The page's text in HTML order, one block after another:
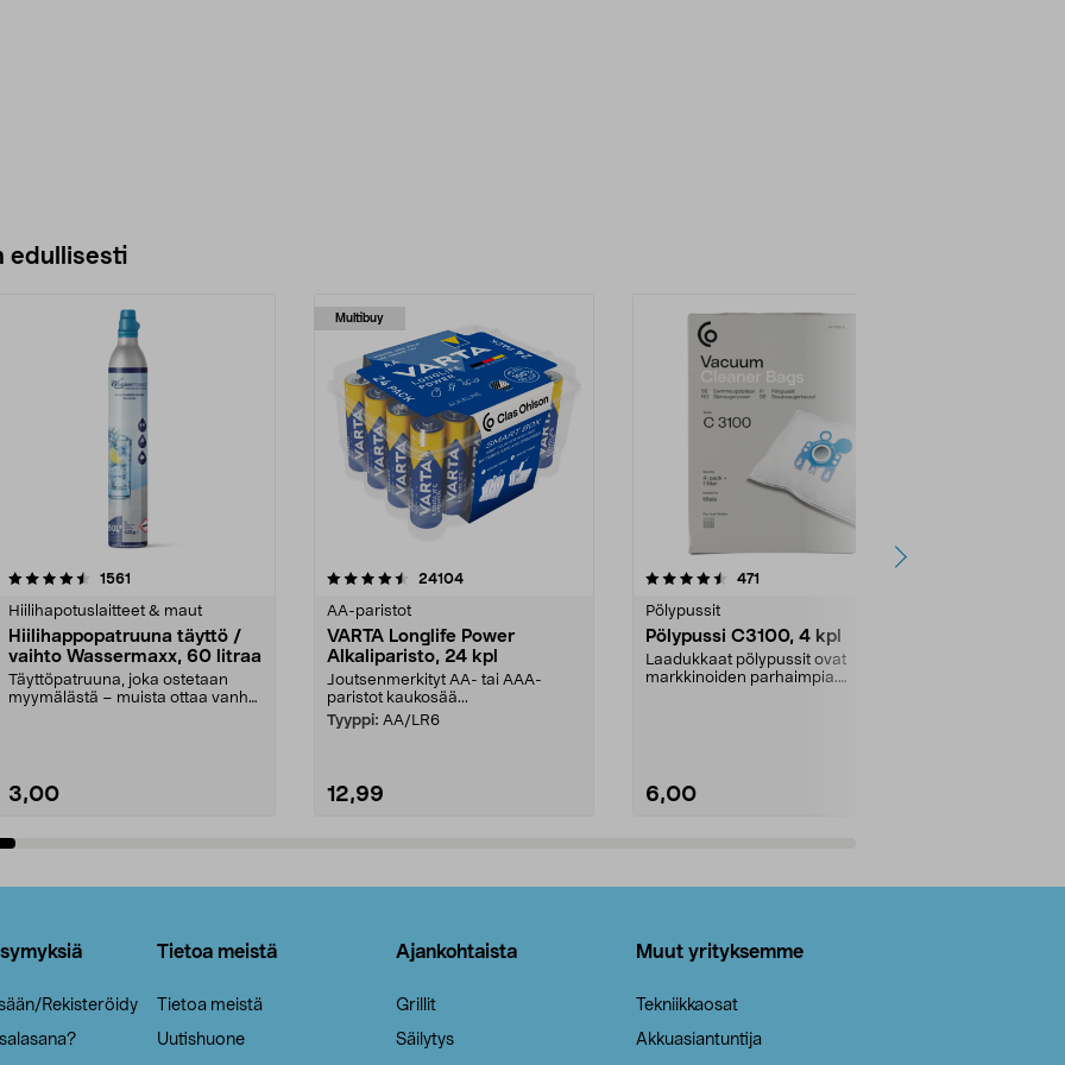
edullisesti
1561
Hiilihapotuslaitteet & maut
Hiilihappopatruuna täyttö /
vaihto Wassermaxx, 60 litraa
Täyttöpatruuna, joka ostetaan
myymälästä – muista ottaa vanha
3,00
Multibuy
4.5viidestä
24104arvostelut
AA-paristot
VARTA Longlife Power
Alkaliparisto, 24 kpl
Joutsenmerkityt AA- tai AAA-
paristot kaukosää...
Tyyppi: AA/LR6
12,99
4.5viidestä
471
Pölypussit
Pölypussi C3100, 4 kpl
Laadukkaat pölypussit ovat
markkinoiden parhaimpia.
6,00
4.5viidestä
Rekisteröidy
Tietoa meistä
Tietoa meistä
Uutishuone
Ajankohtaista
Grillit
Säilytys
Muut yrityksemme
Tekniikkaosat
Akkuasiantuntija